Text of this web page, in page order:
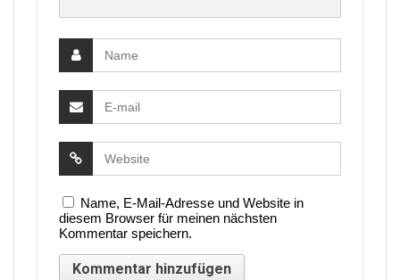
Name, E-Mail-Adresse und Website in
diesem Browser für meinen nächsten
Kommentar speichern.